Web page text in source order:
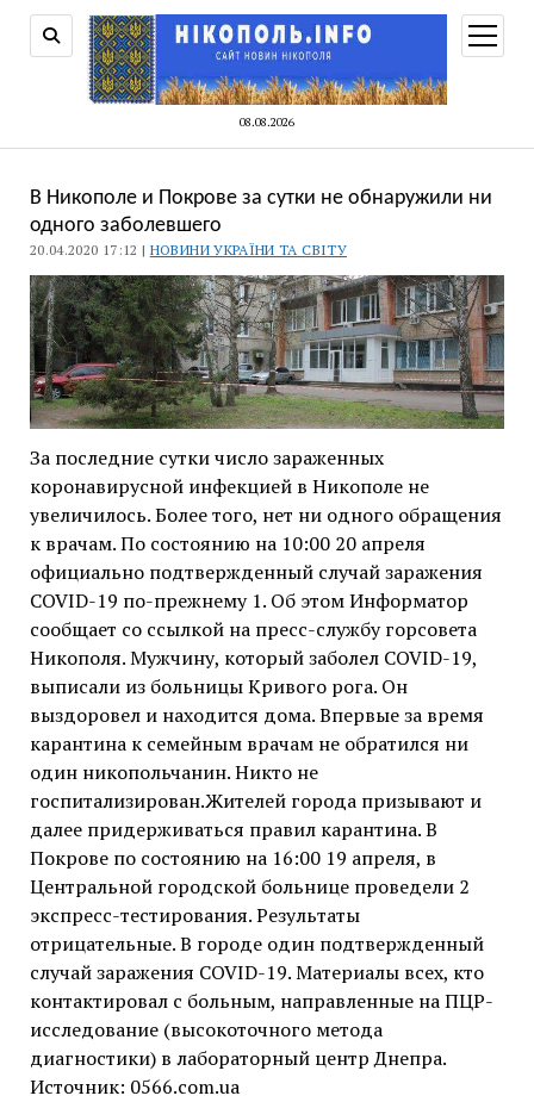
08.08.2026
меню
В Никополе и Покрове за сутки не обнаружили ни
одного заболевшего
20.04.2020 17:12 | НОВИНИ УКРАЇНИ ТА СВІТУ
За последние сутки число зараженных
коронавирусной инфекцией в Никополе не
увеличилось. Более того, нет ни одного обращения
к врачам. По состоянию на 10:00 20 апреля
официально подтвержденный случай заражения
COVID-19 по-прежнему 1. Об этом Информатор
сообщает со ссылкой на пресс-службу горсовета
Никополя. Мужчину, который заболел COVID-19,
выписали из больницы Кривого рога. Он
выздоровел и находится дома. Впервые за время
карантина к семейным врачам не обратился ни
один никопольчанин. Никто не
госпитализирован.Жителей города призывают и
далее придерживаться правил карантина. В
Покрове по состоянию на 16:00 19 апреля, в
Центральной городской больнице проведели 2
экспресс-тестирования. Результаты
отрицательные. В городе один подтвержденный
случай заражения COVID-19. Материалы всех, кто
контактировал с больным, направленные на ПЦР-
исследование (высокоточного метода
диагностики) в лабораторный центр Днепра.
Источник: 0566.com.ua